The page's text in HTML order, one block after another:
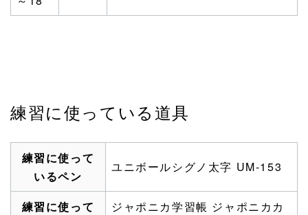
練習に使っている道具
練習に使って
いるペン
ユニボールシグノ太字 UM-153
練習に使って
ジャポニカ学習帳 ジャポニカカ